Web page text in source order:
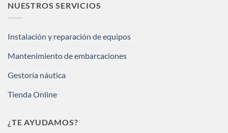
NUESTROS SERVICIOS
Instalación y reparación de equipos
Mantenimiento de embarcaciones
Gestoría náutica
Tienda Online
¿TE AYUDAMOS?